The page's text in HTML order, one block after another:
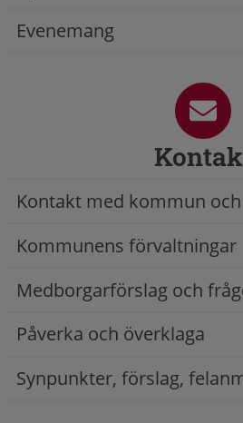
Evenemang
Kontakt med kommun
Kommunens förvaltningar
Medborgarförslag och
Påverka och överklaga
Synpunkter, förslag,